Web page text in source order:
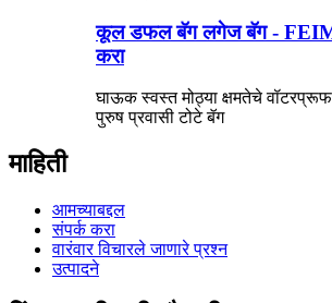
कूल डफल बॅग लगेज बॅग -
करा
घाऊक स्वस्त मोठ्या क्षमतेचे
पुरुष प्रवासी टोटे बॅग
माहिती
आमच्याबद्दल
संपर्क करा
वारंवार विचारले जाणारे प्रश्न
उत्पादने